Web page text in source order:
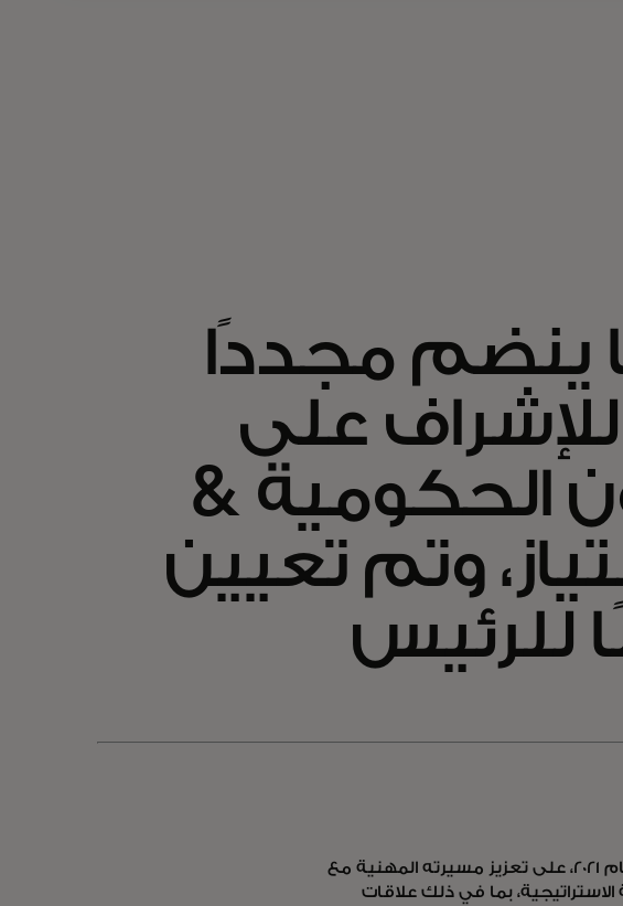
ينضم مجددًا
على
الحكومية &
وتم تعيين
للرئيس
وسيعمل مورفي، الذي شغل منصب المدير الإداري منذ عام 2021، على تعزيز مسيرته المهنية مع
بما في ذلك علاقات